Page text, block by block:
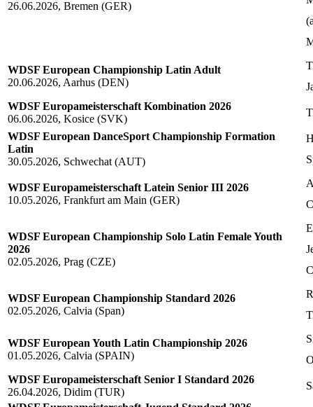
26.06.2026, Bremen (GER)
WDSF European Championship Latin Adult
20.06.2026, Aarhus (DEN)
WDSF Europameisterschaft Kombination 2026
06.06.2026, Kosice (SVK)
WDSF European DanceSport Championship Formation
Latin
30.05.2026, Schwechat (AUT)
WDSF Europameisterschaft Latein Senior III 2026
10.05.2026, Frankfurt am Main (GER)
WDSF European Championship Solo Latin Female Youth
2026
02.05.2026, Prag (CZE)
WDSF European Championship Standard 2026
02.05.2026, Calvia (Span)
WDSF European Youth Latin Championship 2026
01.05.2026, Calvia (SPAIN)
WDSF Europameisterschaft Senior I Standard 2026
26.04.2026, Didim (TUR)